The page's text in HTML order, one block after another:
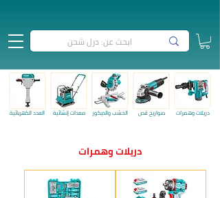
العدد الكهربائية معدات إنشائية الخشب والديكور صواريخ قص دريلات وهمرات
دريلات وهمرات